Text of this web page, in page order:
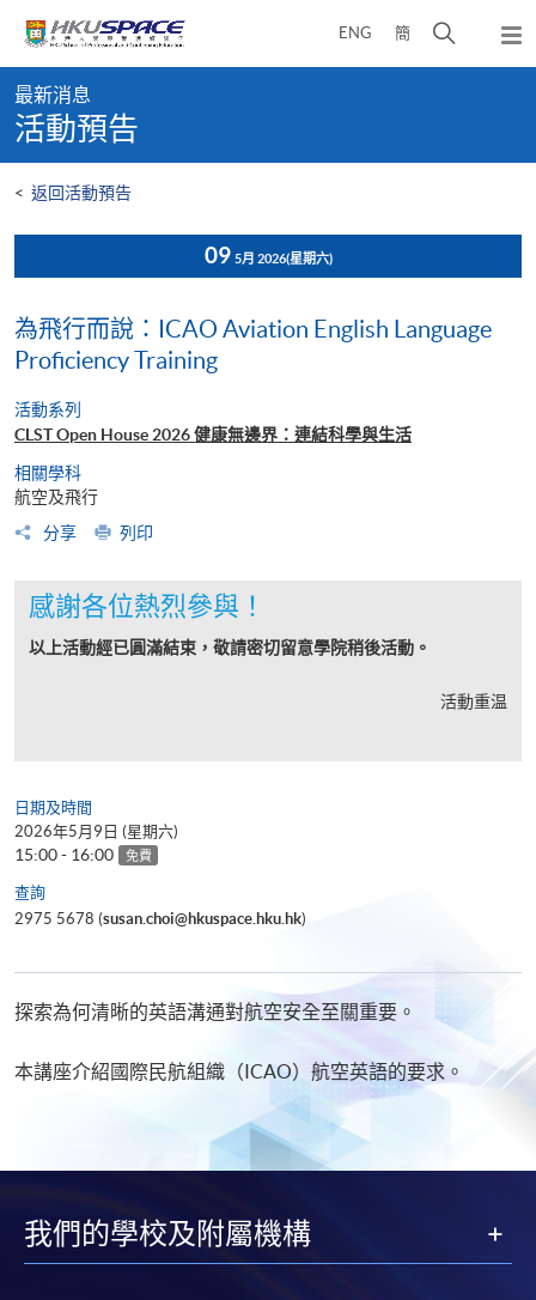
content
ENG 簡
開
彈
出
content
start
最新消息
活動預告
< 返回活動預告
09 5月 2026(星期六)
為飛行而說：ICAO Aviation English Language
Proficiency Training
活動系列
CLST Open House 2026 健康無邊界：連結科學與生活
相關學科
航空及飛行
分享
列印
感謝各位熱烈參與！
以上活動經已圓滿結束，敬請密切留意學院稍後活動。
活動重温
日期及時間
2026年5月9日 (星期六)
15:00 - 16:00 免費
查詢
2975 5678 (susan.choi@hkuspace.hku.hk)
探索為何清晰的英語溝通對航空安全至關重要。
本講座介紹國際民航組織（ICAO）航空英語的要求。
我們的學校及附屬機構